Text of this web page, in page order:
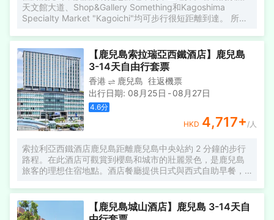
天文館大道、Shop&Gallery Something和Kagoshima
Specialty Market "Kagoichi"均可步行很短距離到達。 所有
入住體驗。浴室內提供拖鞋、24小時熱水和吹風機，讓您感
受到賓至如歸的享受。咖啡廳給旅客提供了一個舒適的環
境，可供休憩。若是覺得酒店的餐飲無法滿足您挑剔的味
蕾，不妨去附近的Ramenkokinta（ラーメン小金太）（亞洲
菜）、吉野家(鹿児島天文館店)（日本料理）或Tempura
Sazen Kagoshima Main Store（天ぷら左膳鹿児島本店）
（其他）品嚐下一流的推薦美食。 住客可享受酒店內的休閒
設施，包括Spa和桑拿浴室 。酒店配備有會議廳，可供旅客
使用。24小時開放的前台服務可為您隨時提供信息，以幫助
【鹿兒島索拉瑞亞西鐵酒店】鹿兒島
3-14天自由行套票
香港 鹿兒島 往返機票
出行日期: 08月25日 -08月27日
4.6分
HKD 4,717+ /人
索拉利亞西鐵酒店鹿兒島距離鹿兒島中央站約 2 分鐘的步行
路程。在此酒店可觀賞到櫻島和城市的壯麗景色，是鹿兒島
旅客的理想住宿地點。酒店餐廳提供日式與西式自助早餐，
景。每間客房皆配備衞星電視、電熱水壺、冰箱、加濕器和
坐式馬桶。客房內提供有線網路。【鹿兒島城山酒店】鹿兒島 3-14天自